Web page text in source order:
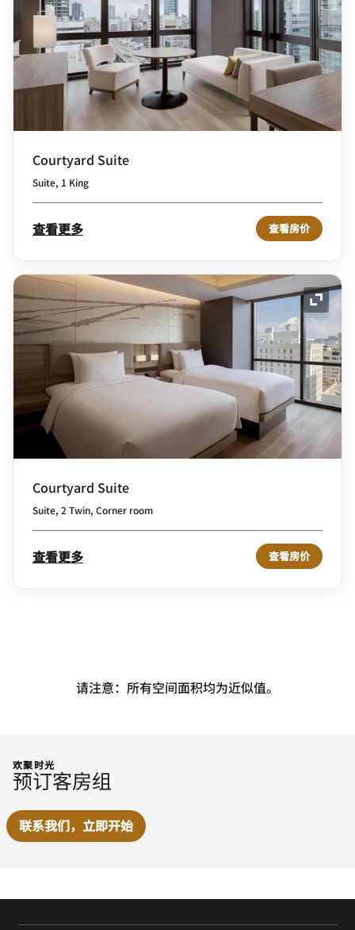
Courtyard Suite
Suite, 1 King
查看更多 查看房价
展开
Courtyard Suite
Suite, 2 Twin, Corner room
查看更多 查看房价
请注意：所有空间面积均为近似值。
欢聚时光
预订客房组
联系我们，立即开始